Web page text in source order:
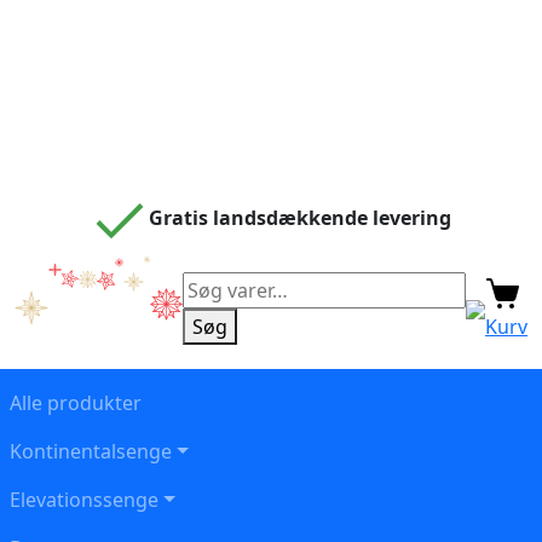
Gratis landsdækkende levering
Søg
efter:
Søg Kurv
Alle produkter
Kontinentalsenge
Elevationssenge